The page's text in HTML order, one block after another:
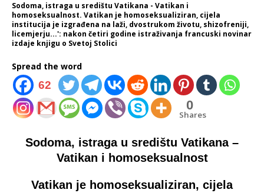
Sodoma, istraga u središtu Vatikana - Vatikan i
homoseksualnost. Vatikan je homoseksualiziran, cijela
institucija je izgrađena na laži, dvostrukom životu, shizofreniji,
licemjerju...': nakon četiri godine istraživanja francuski novinar
izdaje knjigu o Svetoj Stolici
Spread the word
62
0
Shares
Sodoma, istraga u središtu Vatikana –
Vatikan i homoseksualnost
Vatikan je homoseksualiziran, cijela